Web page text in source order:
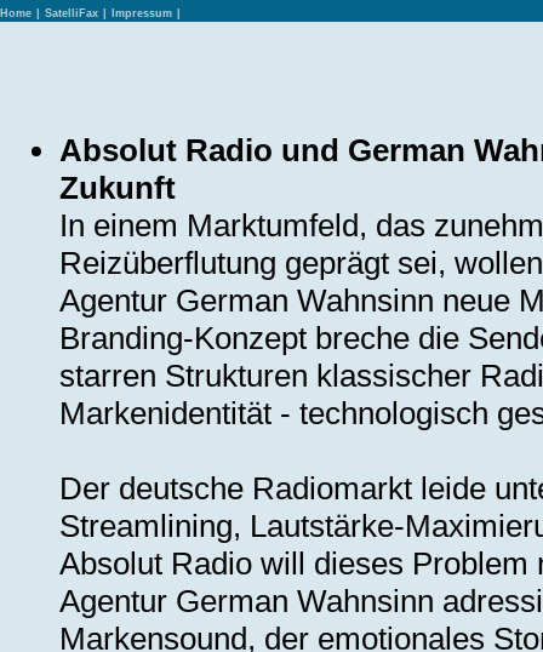
Home SatelliFax Impressum
Absolut Radio und German
Zukunft
In einem Marktumfeld, das
Reizüberflutung geprägt sei,
Agentur German Wahnsinn neue
Branding-Konzept breche die
starren Strukturen klassischer
Markenidentität - technologisch
Der deutsche Radiomarkt leide
Streamlining, Lautstärke-
Absolut Radio will dieses
Agentur German Wahnsinn
Markensound, der emotionales